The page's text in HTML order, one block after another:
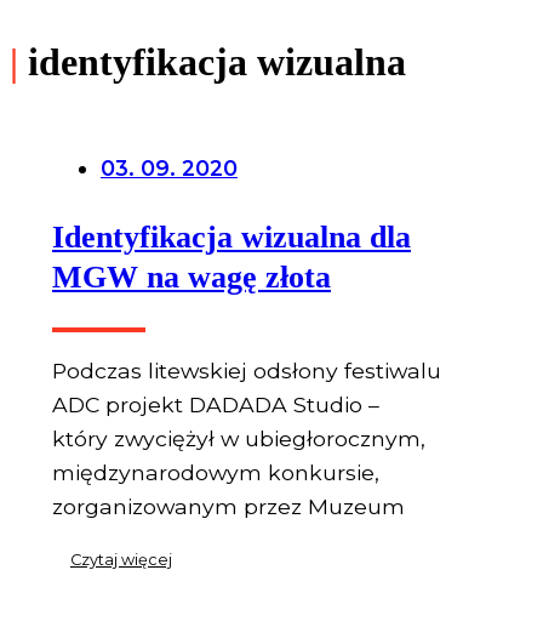
| identyfikacja wizualna
03. 09. 2020
Identyfikacja wizualna dla
MGW na wagę złota
Podczas litewskiej odsłony festiwalu
ADC projekt DADADA Studio –
który zwyciężył w ubiegłorocznym,
międzynarodowym konkursie,
zorganizowanym przez Muzeum
Czytaj więcej